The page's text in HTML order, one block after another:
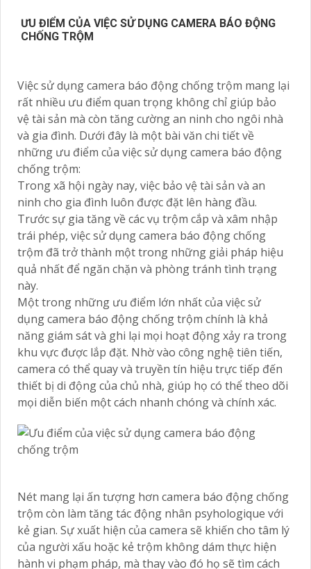
ƯU ĐIỂM CỦA VIỆC SỬ DỤNG CAMERA BÁO ĐỘNG
CHỐNG TRỘM
Việc sử dụng camera báo động chống trộm mang lại
rất nhiều ưu điểm quan trọng không chỉ giúp bảo
vệ tài sản mà còn tăng cường an ninh cho ngôi nhà
và gia đình. Dưới đây là một bài văn chi tiết về
những ưu điểm của việc sử dụng camera báo động
chống trộm:
Trong xã hội ngày nay, việc bảo vệ tài sản và an
ninh cho gia đình luôn được đặt lên hàng đầu.
Trước sự gia tăng về các vụ trộm cắp và xâm nhập
trái phép, việc sử dụng camera báo động chống
trộm đã trở thành một trong những giải pháp hiệu
quả nhất để ngăn chặn và phòng tránh tình trạng
này.
Một trong những ưu điểm lớn nhất của việc sử
dụng camera báo động chống trộm chính là khả
năng giám sát và ghi lại mọi hoạt động xảy ra trong
khu vực được lắp đặt. Nhờ vào công nghệ tiên tiến,
camera có thể quay và truyền tín hiệu trực tiếp đến
thiết bị di động của chủ nhà, giúp họ có thể theo dõi
mọi diễn biến một cách nhanh chóng và chính xác.
Nét mang lại ấn tượng hơn camera báo động chống
trộm còn làm tăng tác động nhân psyhologique với
kẻ gian. Sự xuất hiện của camera sẽ khiến cho tâm lý
của người xấu hoặc kẻ trộm không dám thực hiện
hành vi phạm pháp, mà thay vào đó họ sẽ tìm cách